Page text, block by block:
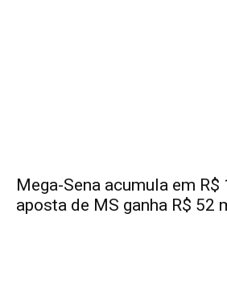
Mega-Sena acumula em
aposta de MS ganha R$ 52